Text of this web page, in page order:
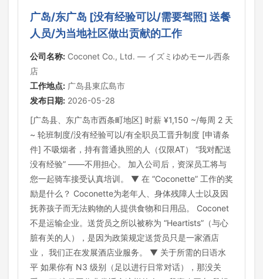
广岛/东广岛 [没有经验可以/需要驾照] 送餐
人员/为当地社区做出贡献的工作
公司名称: Coconet Co., Ltd. — イズミゆめモール西条
店
工作地点: 广岛县東広島市
发布日期: 2026-05-28
[广岛县、东广岛市西条町地区] 时薪 ¥1,150 ~/每周 2 天
~ 轮班制度/没有经验可以/有全职员工晋升制度 [申请条
件] 不吸烟者，持有普通执照的人（仅限AT） “我对配送
没有经验” ——不用担心。 加入公司后，资深员工将与
您一起骑车接受认真培训。 ▼ 在 “Coconette” 工作的奖
励是什么？ Coconette为老年人、身体残障人士以及因
抚养孩子而无法购物的人提供食物和日用品。 Coconet
不是运输企业。送货员之所以被称为 “Heartists”（与心
脏有关的人），是因为政策规定送货员只是一家酒店
业， 我们正在发展酒店业服务。 ▼ 关于所需的日语水
平 如果你有 N3 级别（足以进行日常对话），那没关